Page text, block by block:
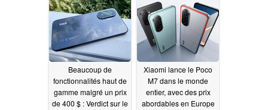
12/05/2025
Beaucoup de
fonctionnalités haut de
gamme malgré un prix
de 400 $ : Verdict sur le
Xiaomi lance le Poco
M7 dans le monde
entier, avec des prix
abordables en Europe